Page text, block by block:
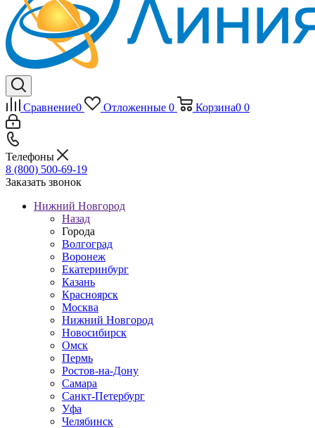
Сравнение0 Отложенные 0 Корзина0 0
Телефоны
8 (800) 500-69-19
Заказать звонок
Нижний Новгород
Назад
Города
Волгоград
Воронеж
Екатеринбург
Казань
Красноярск
Москва
Нижний Новгород
Новосибирск
Омск
Пермь
Ростов-на-Дону
Самара
Санкт-Петербург
Уфа
Челябинск